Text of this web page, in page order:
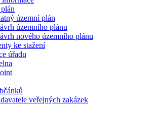
územní plán
územního plánu
nového územního plánu
ke stažení
úřadu
veřejných zakázek